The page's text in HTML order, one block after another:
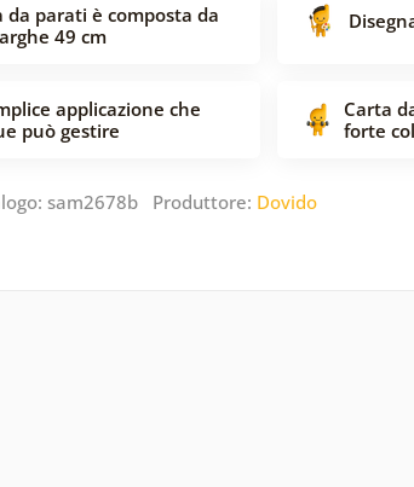
da parati è composta da
49 cm
applicazione che
può gestire
Carta
forte
sam2678b Produttore: Dovido